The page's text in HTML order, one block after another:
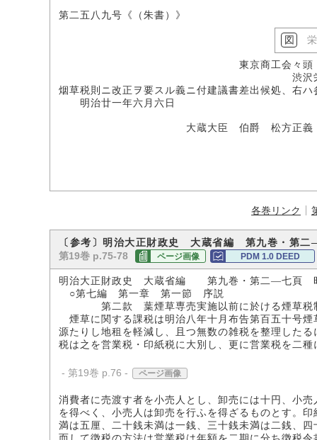
第二五八九号《（朱書）》
東京商工会々頭
渋沢栄
烟草税則ニ改正ヲ要スル義ニ付建議書差出候処、右
明治廿一年六月六日
大蔵大臣 伯爵 松方正義
各巻リンク
〔参考〕明治大正財政史 大蔵省編 第九巻・第
第19巻 p.75-78 ページ画像 PDM 1.0 DEED
明治大正財政史 大蔵省編 第九巻・第二―七頁 昭
○第七編 第一章 第一節 序説
第二款 葉煙草専売実施以前に於ける煙草税
煙草に関する課税は明治八年十月布告第百五十号
源たりし地租を軽減し、且つ無数の雑税を整理した
税は之を営業税・印紙税に大別し、更に営業税を二
- 第19巻 p.76 - ページ画像
消費者に売渡す者を小売人とし、卸売には十円、小
を得べく、小売人は卸売を行ふを得ざるものとす。
満は五厘、二十銭未満は一銭、三十銭未満は二銭、